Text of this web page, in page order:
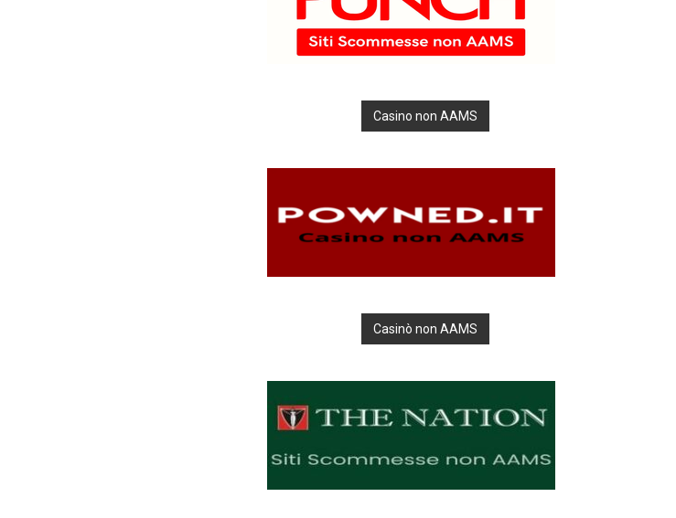
Casino non AAMS
Casinò non AAMS